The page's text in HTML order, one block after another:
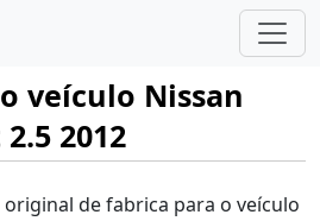
veículo Nissan
2012
de fabrica para o veículo